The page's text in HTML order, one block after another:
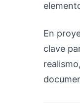
En
clave